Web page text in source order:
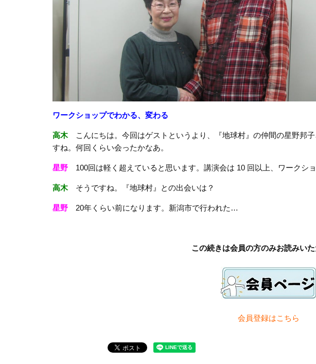
ワークショップでわかる、変わる
高木こんにちは。今回はゲストというより、『地球村』の仲間の星野邦
すね。何回くらい会ったかなあ。
星野 100回は軽く超えていると思います。講演会は 10 回以上、ワークシ
高木そうですね。『地球村』との出会いは？
星野 20年くらい前になります。新潟市で行われた…
この続きは会員の方のみお読みい
会員登録はこちら